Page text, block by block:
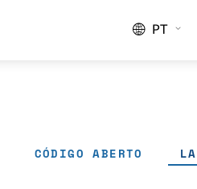
PT
CÓDIGO ABERTO